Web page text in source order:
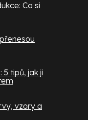
Co si
tipů, jak ji
vzory a